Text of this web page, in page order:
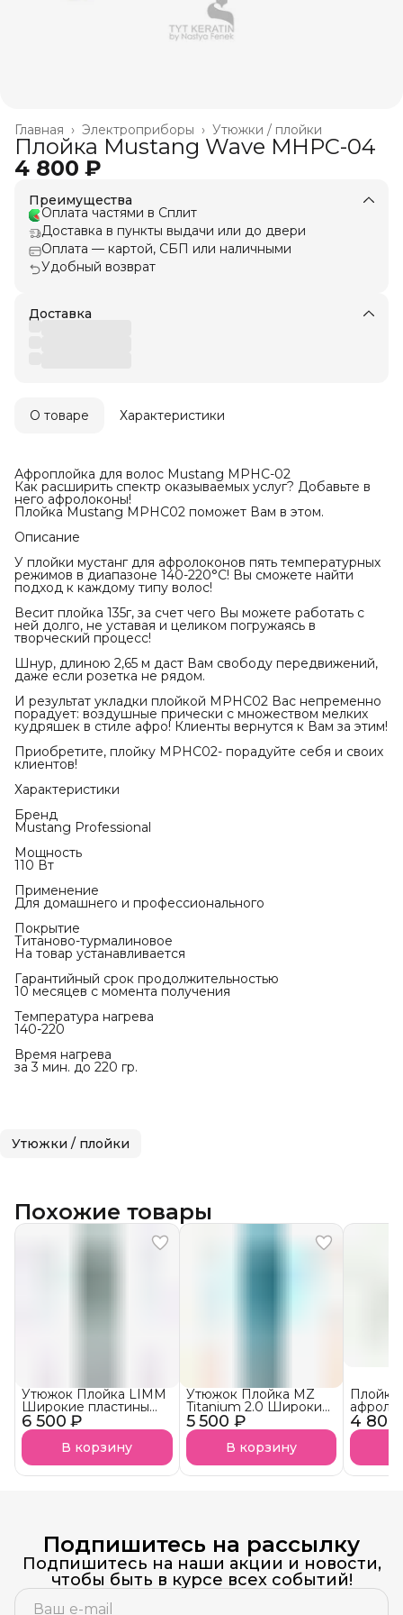
Утюжки / плойки
Электроприборы ›
Главная ›
Плойка Mustang Wave MHPC-04
4 800 ₽
Преимущества
Оплата частями в Сплит
Доставка в пункты выдачи или до двери
Оплата — картой, СБП или наличными
Удобный возврат
Доставка
О товаре Характеристики
Афроплойка для волос Mustang MPHC-02
Как расширить спектр оказываемых услуг? Добавьте в
него афролоконы!
Плойка Mustang MPHC02 поможет Вам в этом.
Описание
У плойки мустанг для афролоконов пять температурных
режимов в диапазоне 140-220°С! Вы сможете найти
подход к каждому типу волос!
Весит плойка 135г, за счет чего Вы можете работать с
ней долго, не уставая и целиком погружаясь в
творческий процесс!
Шнур, длиною 2,65 м даст Вам свободу передвижений,
даже если розетка не рядом.
И результат укладки плойкой MPHC02 Вас непременно
порадует: воздушные прически с множеством мелких
кудряшек в стиле афро! Клиенты вернутся к Вам за этим!
Приобретите, плойку MPHC02- порадуйте себя и своих
клиентов!
Характеристики
Бренд
Mustang Professional
Мощность
110 Вт
Применение
Для домашнего и профессионального
Покрытие
Титаново-турмалиновое
На товар устанавливается
Гарантийный срок продолжительностью
10 месяцев с момента получения
Температура нагрева
140-220
Время нагрева
за 3 мин. до 220 гр.
Утюжки / плойки
Похожие товары
6 500 ₽
Утюжок Плойка LIMM
Широкие пластины
для кератина и
ботокса
В корзину
5 500 ₽
Утюжок Плойка MZ
Titanium 2.0 Широкие
пластины для
кератина и ботокса
В корзину
4 800
Плойка
02
Подпишитесь на рассылку
Подпишитесь на наши акции и новости,
чтобы быть в курсе всех событий!